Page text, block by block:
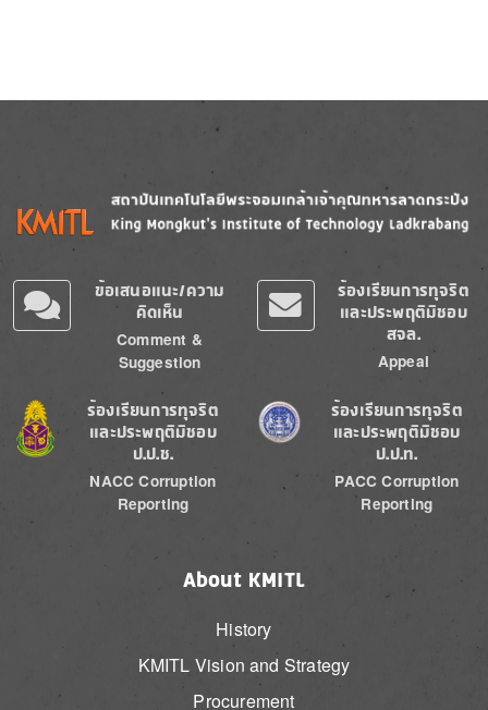
Image
ข้อเสนอแนะ/ความ
คิดเห็น
Comment &
Suggestion
ร้องเรียนการทุจริต
และประพฤติมิชอบ
สจล.
Appeal
Image
ร้องเรียนการทุจริต
และประพฤติมิชอบ
ป.ป.ช.
NACC Corruption
Reporting
Image
ร้องเรียนการทุจริต
และประพฤติมิชอบ
ป.ป.ท.
PACC Corruption
Reporting
About KMITL
History
KMITL Vision and Strategy
Procurement